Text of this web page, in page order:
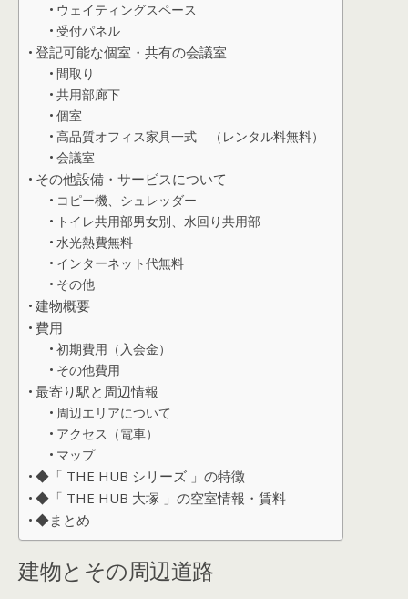
ウェイティングスペース
受付パネル
登記可能な個室・共有の会議室
間取り
共用部廊下
個室
高品質オフィス家具一式 （レンタル料無料）
会議室
その他設備・サービスについて
コピー機、シュレッダー
トイレ共用部男女別、水回り共用部
水光熱費無料
インターネット代無料
その他
建物概要
費用
初期費用（入会金）
その他費用
最寄り駅と周辺情報
周辺エリアについて
アクセス（電車）
マップ
◆「 THE HUB シリーズ 」の特徴
◆「 THE HUB 大塚 」の空室情報・賃料
◆まとめ
建物とその周辺道路